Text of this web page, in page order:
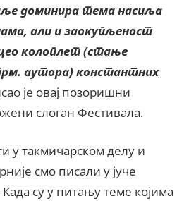
доминира тема насиља
али и заокупљеност
колоплет (стање
аутора) константних
је овај позоришни
слоган Фестивала.
у такмичарском делу и
смо писали у јуче
Када су у питању теме којима